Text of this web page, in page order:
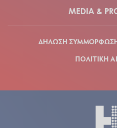
ΔΗΛΩΣΗ
ΠΟΛΙΤΙΚΗ